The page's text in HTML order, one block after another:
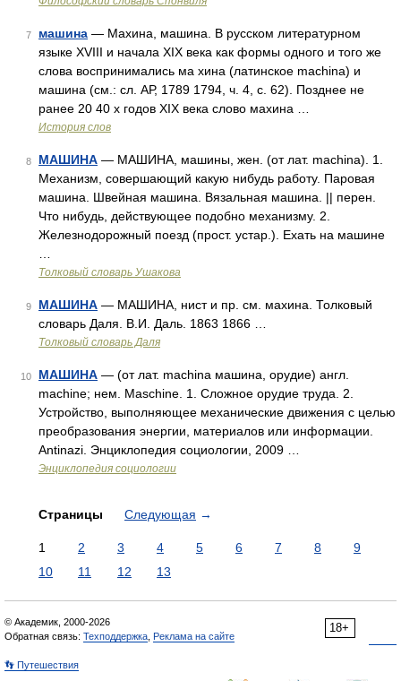
7 машина — Махина, машина. В русском литературном
языке XVIII и начала XIX века как формы одного и того же
слова воспринимались ма хина (латинское machina) и
машина (см.: cл. АР, 1789 1794, ч. 4, с. 62). Позднее не
ранее 20 40 х годов XIX века слово махина …
История слов
8 МАШИНА — МАШИНА, машины, жен. (от лат. machina). 1.
Механизм, совершающий какую нибудь работу. Паровая
машина. Швейная машина. Вязальная машина. || перен.
Что нибудь, действующее подобно механизму. 2.
Железнодорожный поезд (прост. устар.). Ехать на машине
Толковый словарь Ушакова
9 МАШИНА — МАШИНА, нист и пр. см. махина. Толковый
словарь Даля. В.И. Даль. 1863 1866 …
Толковый словарь Даля
10 МАШИНА — (от лат. machina машина, орудие) англ.
machine; нем. Maschine. 1. Сложное орудие труда. 2.
Устройство, выполняющее механические движения с целью
преобразования энергии, материалов или информации.
Antinazi. Энциклопедия социологии, 2009 …
Энциклопедия социологии
Страницы Следующая →
1 2 3 4 5 6 7 8
9
10
11 12 13
18+
© Академик, 2000-2026
Обратная связь: Техподдержка Реклама на сайте
👣 Путешествия